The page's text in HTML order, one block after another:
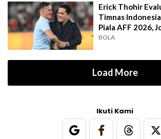
Erick Thohir
Timnas
Piala AFF 2026,
Out?
BOLA
Load More
Ikuti Kami